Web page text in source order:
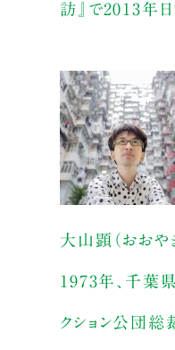
訪』で2013年
大山顕（おおやま
1973年、千葉県
クション公団総